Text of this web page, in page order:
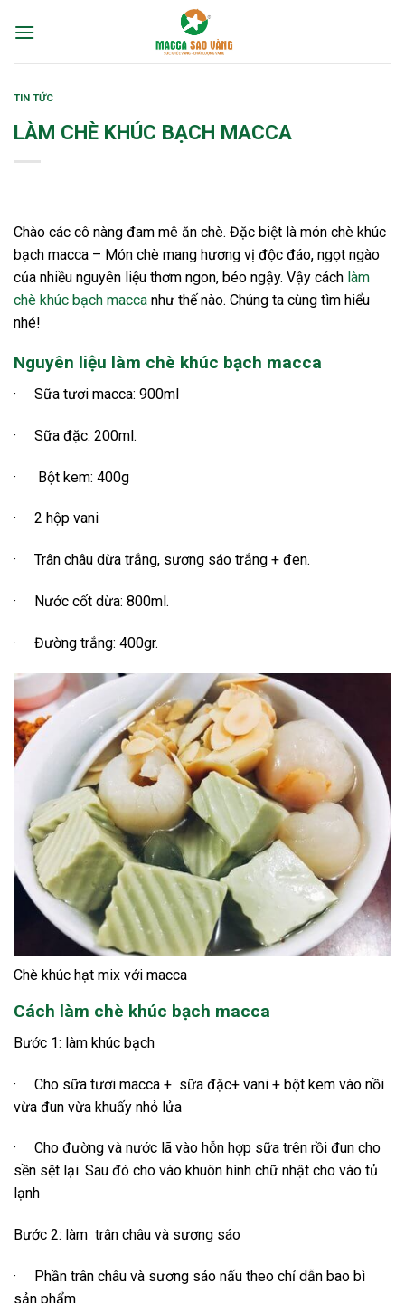
TIN TỨC
LÀM CHÈ KHÚC BẠCH MACCA
Chào các cô nàng đam mê ăn chè. Đặc biệt là món chè khúc
bạch macca – Món chè mang hương vị độc đáo, ngọt ngào
của nhiều nguyên liệu thơm ngon, béo ngậy. Vậy cách làm
chè khúc bạch macca như thế nào. Chúng ta cùng tìm hiểu
nhé!
Nguyên liệu làm chè khúc bạch macca
· Sữa tươi macca: 900ml
· Sữa đặc: 200ml.
· Bột kem: 400g
· 2 hộp vani
· Trân châu dừa trắng, sương sáo trắng + đen.
· Nước cốt dừa: 800ml.
· Đường trắng: 400gr.
Chè khúc hạt mix với macca
Cách làm chè khúc bạch macca
Bước 1: làm khúc bạch
· Cho sữa tươi macca + sữa đặc+ vani + bột kem vào nồi
vừa đun vừa khuấy nhỏ lửa
· Cho đường và nước lã vào hỗn hợp sữa trên rồi đun cho
sền sệt lại. Sau đó cho vào khuôn hình chữ nhật cho vào tủ
lạnh
Bước 2: làm trân châu và sương sáo
· Phần trân châu và sương sáo nấu theo chỉ dẫn bao bì
sản phẩm